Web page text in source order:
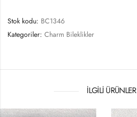
Stok kodu: BC1346
Kategoriler: Charm Bileklikler
İLGILI ÜRÜNLER